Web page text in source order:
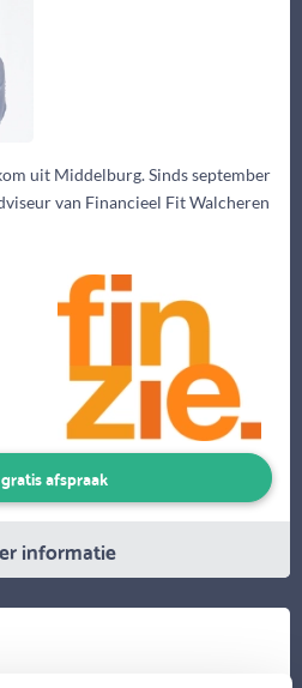
uit Middelburg. Sinds september
van Financieel Fit Walcheren
afspraak
informatie